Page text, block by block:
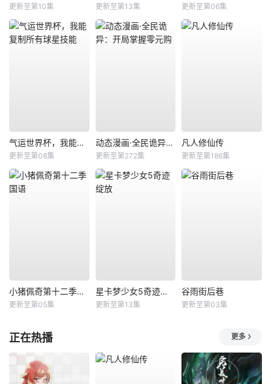
更新至第10集 更新至第13集 更新至第06集
气运世界杯，我能复制所有球星技能
更新至第08集
动态漫画·全民诡异：开局掌握零元购
更新至第272集
凡人修仙传
更新至第186集
小猪佩奇第十二季国语
更新至第05集
星卡梦少女5奇迹绽放
更新至第13集
谷雨街后巷
更新至第03集
正在热播 更多